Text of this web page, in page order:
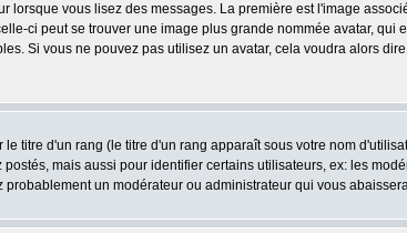
lorsque vous lisez des messages. La première est l'image
ci peut se trouver une image plus grande nommée avatar,
Si vous ne pouvez pas utilisez un avatar, cela voudra alors
titre d'un rang (le titre d'un rang apparaît sous votre nom
mais aussi pour identifier certains utilisateurs, ex: les
probablement un modérateur ou administrateur qui vous